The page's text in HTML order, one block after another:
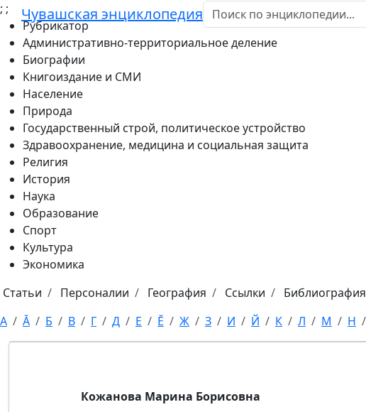
; Чувашская энциклопедия
;
Рубрикатор
Административно-территориальное деление
Биографии
Книгоиздание и СМИ
Население
Природа
Государственный строй, политическое устройство
Здравоохранение, медицина и социальная защита
Религия
История
Наука
Образование
Спорт
Культура
Экономика
Статьи
Персоналии География Ссылки Библиография
А
Ă Б В Г Д Е Ĕ Ж З И Й К Л М Н
Кожанова Марина Борисовна